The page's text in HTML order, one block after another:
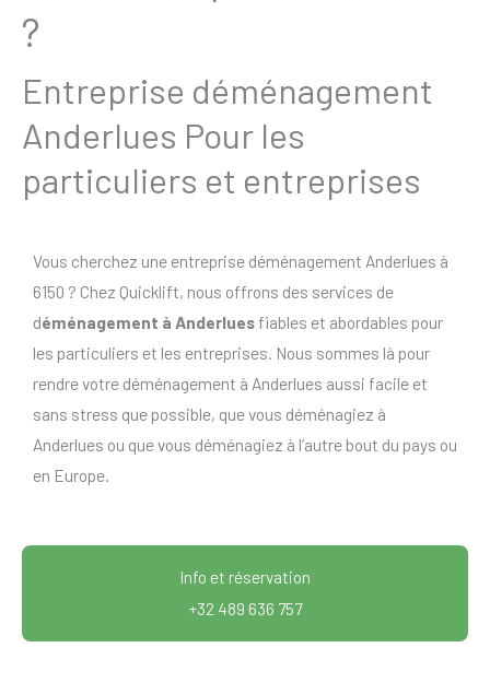
?
Entreprise déménagement
Anderlues Pour les
particuliers et entreprises
Vous cherchez une entreprise déménagement Anderlues à
6150 ? Chez Quicklift, nous offrons des services de
déménagement à Anderlues fiables et abordables pour
les particuliers et les entreprises. Nous sommes là pour
rendre votre déménagement à Anderlues aussi facile et
sans stress que possible, que vous déménagiez à
Anderlues ou que vous déménagiez à l’autre bout du pays ou
en Europe.
Info et réservation
+32 489 636 757